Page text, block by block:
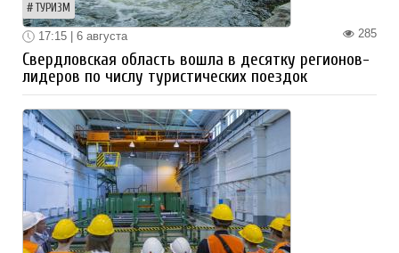
ТУРИЗМ
285
17:15 | 6 августа
Свердловская область вошла в десятку регионов-
лидеров по числу туристических поездок